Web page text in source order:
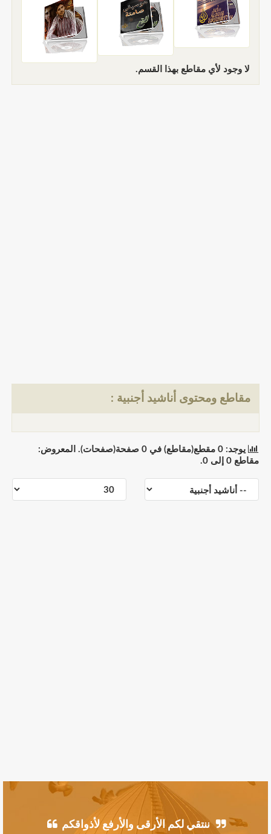
لا وجود لأي مقاطع بهذا القسم.
مقاطع ومحتوى أناشيد أجنبية :
يوجد: 0 مقطع(مقاطع) في 0 صفحة(صفحات). المعروض:
مقاطع 0 إلى 0.
ننتقي لكم الأرقى والأرفع لأذواقكم